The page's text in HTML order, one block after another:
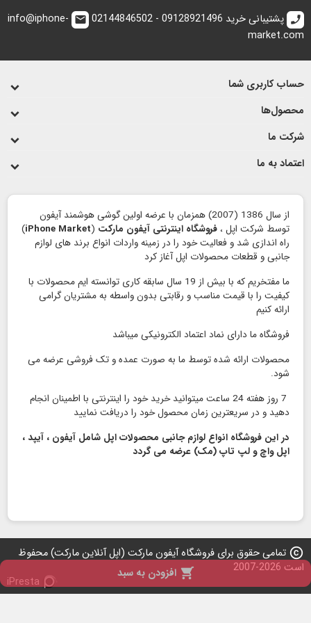
 افزودن به سبد
call پشتیبانی خرید 09128921496 - 02144846502 email
info@iphone-
market.com
حساب کاربری شما
محصول‌ها
شرکت ما
اعتماد به ما
از سال 1386 (2007) همزمان با عرضه اولین گوشی هوشمند آیفون
توسط شرکت اپل ، فروشگاه اینترنتی آیفون مارکت (
iPhone Market
)
راه اندازی شد و فعالیت خود را در زمینه واردات انواع برند های لوازم
جانبی و قطعات محصولات اپل آغاز کرد
ما مفتخریم که با بیش از 19 سال سابقه کاری توانسته ایم محصولات با
کیفیت را با قیمت مناسب و رقابتی بدون واسطه به مشتریان گرامی
ارائه کنیم
فروشگاه ما دارای نماد اعتماد الكترونیكی میباشد
محصولات ارائه شده توسط ما به صورت عمده و تک فروشی عرضه می
شود.
7 روز هفته 24 ساعت میتوانید خرید خود را اینترنتی با اطمینان انجام
دهید و در سریعترین زمان محصول خود را دریافت نمایید
در این فروشگاه انواع لوازم جانبی محصولات اپل شامل آیفون ، آیپد ،
اپل واچ و لپ تاپ (مک) عرضه می گردد
copyright تمامی حقوق برای فروشگاه آیفون مارکت (اپل آنلاین مارکت) محفوظ
است 2026-2007
iPresta